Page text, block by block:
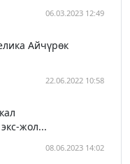
06.03.2023 12:49
Айчүрөк
22.06.2022 10:58
жол...
08.06.2023 14:02